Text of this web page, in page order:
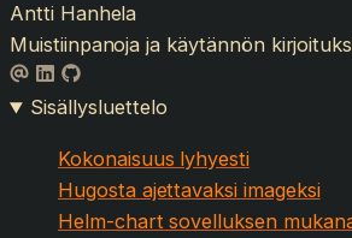
Antti Hanhela
Muistiinpanoja ja käytännön
Sisällysluettelo
Kokonaisuus lyhyesti
Hugosta ajettavaksi imageksi
Helm-chart sovelluksen